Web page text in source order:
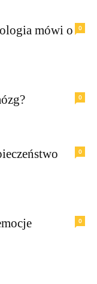
0
mówi o
0
0
0